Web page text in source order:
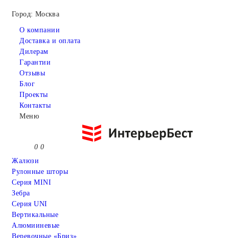
Город: Москва
О компании
Доставка и оплата
Дилерам
Гарантии
Отзывы
Блог
Проекты
Контакты
Меню
0 0
Жалюзи
Рулонные шторы
Серия MINI
Зебра
Серия UNI
Вертикальные
Алюмииневые
Веревочные «Бриз»